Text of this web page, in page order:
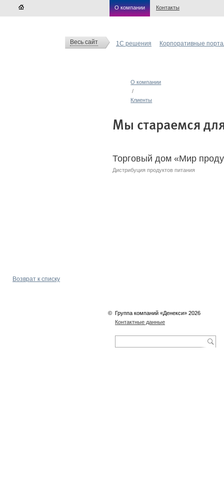
О компании Контакты
Весь сайт 1С решения Корпоративные
О компании
/
Клиенты
Мы стараемся
Торговый дом «Мир
Дистрибуция продуктов питания
Возврат к списку
© Группа компаний «Денекси» 2026
Контактные данные